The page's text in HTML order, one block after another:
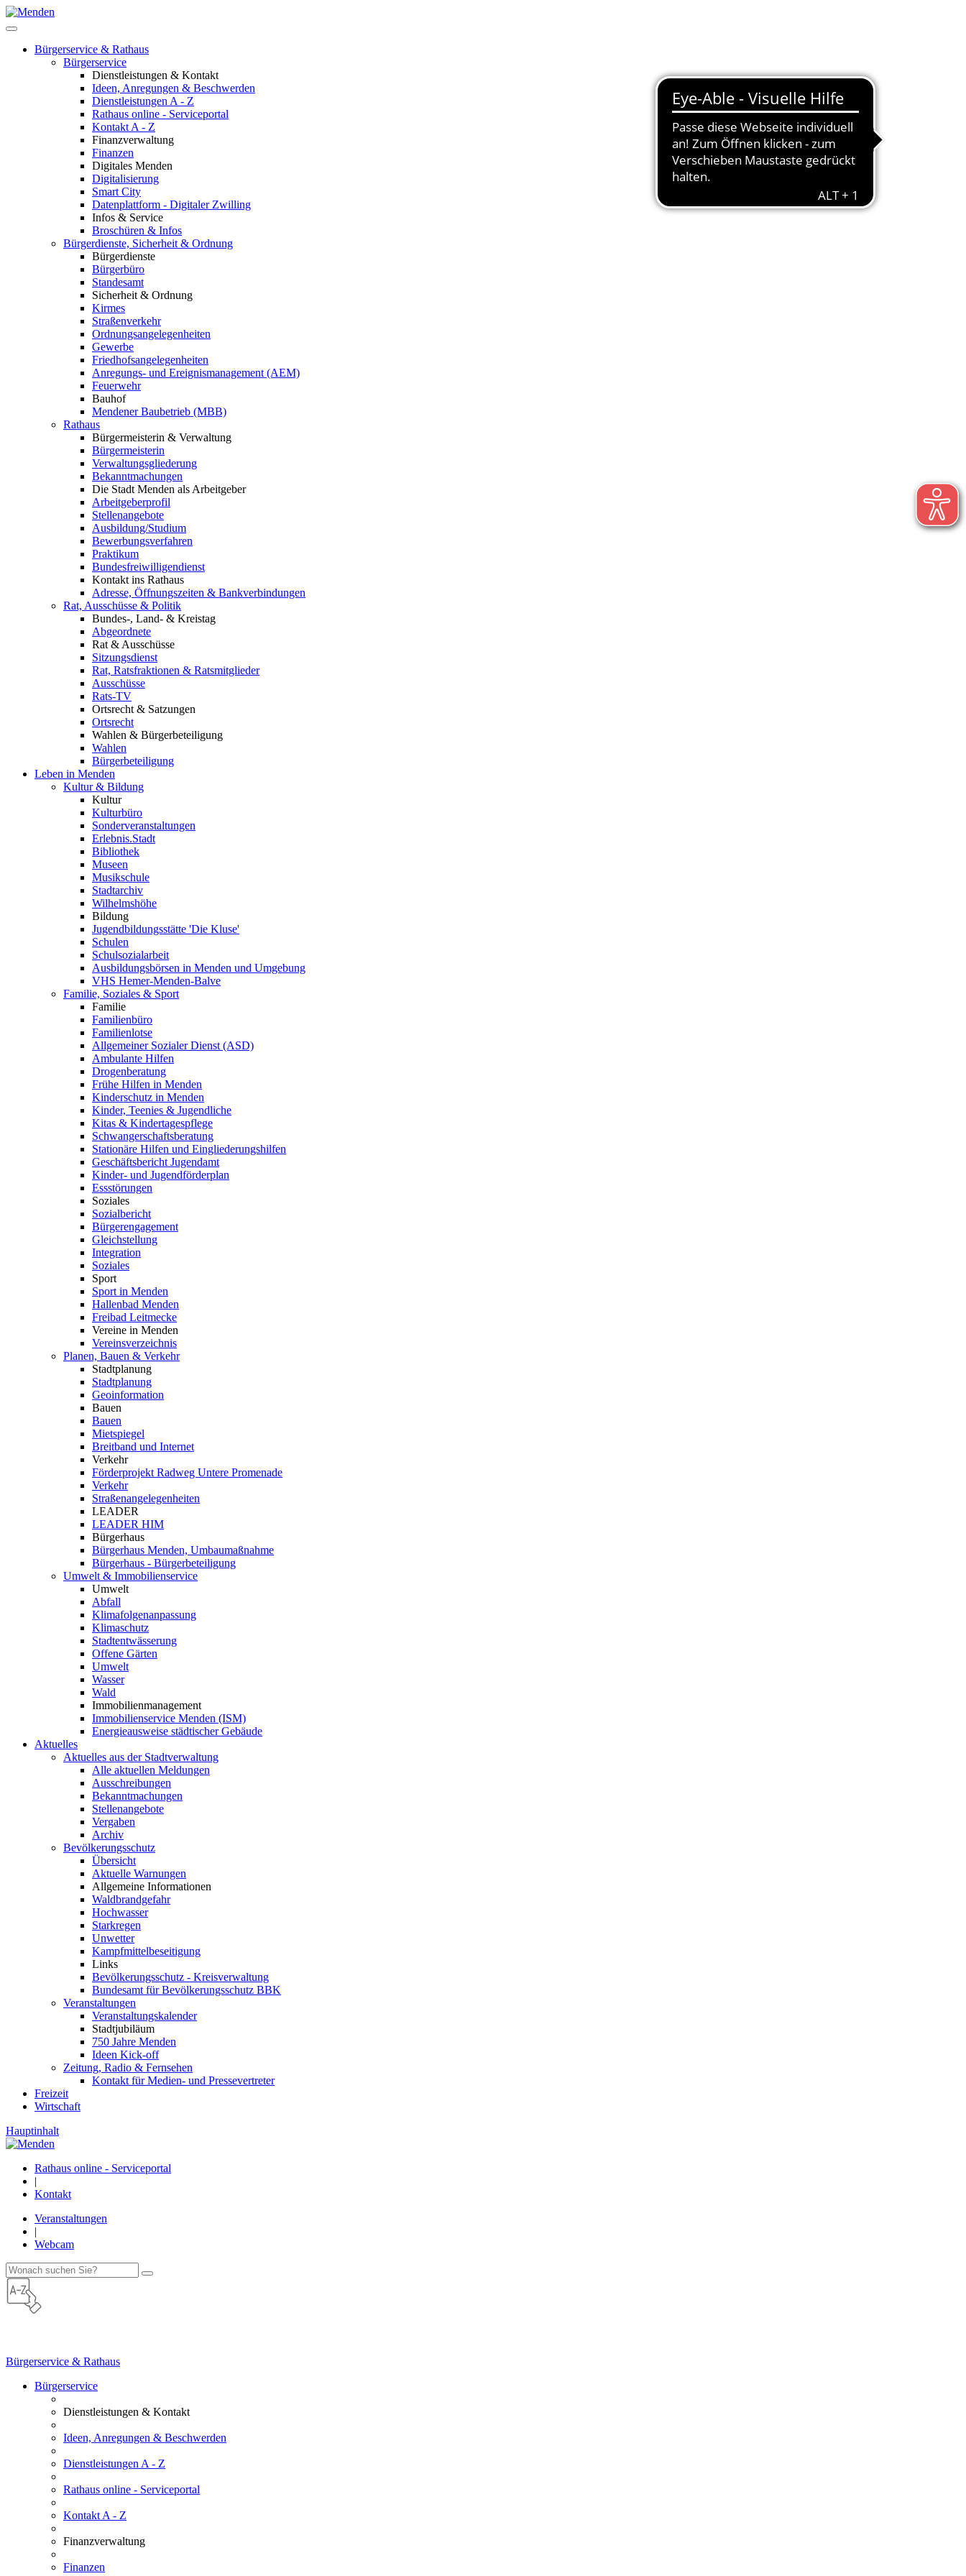
Bürgerservice & Rathaus
Bürgerservice
Dienstleistungen & Kontakt
Ideen, Anregungen & Beschwerden
Dienstleistungen A - Z
Rathaus online - Serviceportal
Kontakt A - Z
Finanzverwaltung
Finanzen
Digitales Menden
Digitalisierung
Smart City
Datenplattform - Digitaler Zwilling
Infos & Service
Broschüren & Infos
Bürgerdienste, Sicherheit & Ordnung
Bürgerdienste
Bürgerbüro
Standesamt
Sicherheit & Ordnung
Kirmes
Straßenverkehr
Ordnungsangelegenheiten
Gewerbe
Friedhofsangelegenheiten
Anregungs- und Ereignismanagement (AEM)
Feuerwehr
Bauhof
Mendener Baubetrieb (MBB)
Rathaus
Bürgermeisterin & Verwaltung
Bürgermeisterin
Verwaltungsgliederung
Bekanntmachungen
Die Stadt Menden als Arbeitgeber
Arbeitgeberprofil
Stellenangebote
Ausbildung/Studium
Bewerbungsverfahren
Praktikum
Bundesfreiwilligendienst
Kontakt ins Rathaus
Adresse, Öffnungszeiten & Bankverbindungen
Rat, Ausschüsse & Politik
Bundes-, Land- & Kreistag
Abgeordnete
Rat & Ausschüsse
Sitzungsdienst
Rat, Ratsfraktionen & Ratsmitglieder
Ausschüsse
Rats-TV
Ortsrecht & Satzungen
Ortsrecht
Wahlen & Bürgerbeteiligung
Wahlen
Bürgerbeteiligung
Leben in Menden
Kultur & Bildung
Kultur
Kulturbüro
Sonderveranstaltungen
Erlebnis.Stadt
Bibliothek
Museen
Musikschule
Stadtarchiv
Wilhelmshöhe
Bildung
Jugendbildungsstätte 'Die Kluse'
Schulen
Schulsozialarbeit
Ausbildungsbörsen in Menden und Umgebung
VHS Hemer-Menden-Balve
Familie, Soziales & Sport
Familie
Familienbüro
Familienlotse
Allgemeiner Sozialer Dienst (ASD)
Ambulante Hilfen
Drogenberatung
Frühe Hilfen in Menden
Kinderschutz in Menden
Kinder, Teenies & Jugendliche
Kitas & Kindertagespflege
Schwangerschaftsberatung
Stationäre Hilfen und Eingliederungshilfen
Geschäftsbericht Jugendamt
Kinder- und Jugendförderplan
Essstörungen
Soziales
Sozialbericht
Bürgerengagement
Gleichstellung
Integration
Soziales
Sport
Sport in Menden
Hallenbad Menden
Freibad Leitmecke
Vereine in Menden
Vereinsverzeichnis
Planen, Bauen & Verkehr
Stadtplanung
Stadtplanung
Geoinformation
Bauen
Bauen
Mietspiegel
Breitband und Internet
Verkehr
Förderprojekt Radweg Untere Promenade
Verkehr
Straßenangelegenheiten
LEADER
LEADER HIM
Bürgerhaus
Bürgerhaus Menden, Umbaumaßnahme
Bürgerhaus - Bürgerbeteiligung
Umwelt & Immobilienservice
Umwelt
Abfall
Klimafolgenanpassung
Klimaschutz
Stadtentwässerung
Offene Gärten
Umwelt
Wasser
Wald
Immobilienmanagement
Immobilienservice Menden (ISM)
Energieausweise städtischer Gebäude
Aktuelles
Aktuelles aus der Stadtverwaltung
Alle aktuellen Meldungen
Ausschreibungen
Bekanntmachungen
Stellenangebote
Vergaben
Archiv
Bevölkerungsschutz
Übersicht
Aktuelle Warnungen
Allgemeine Informationen
Waldbrandgefahr
Hochwasser
Starkregen
Unwetter
Kampfmittelbeseitigung
Links
Bevölkerungsschutz - Kreisverwaltung
Bundesamt für Bevölkerungsschutz BBK
Veranstaltungen
Veranstaltungskalender
Stadtjubiläum
750 Jahre Menden
Ideen Kick-off
Zeitung, Radio & Fernsehen
Kontakt für Medien- und Pressevertreter
Freizeit
Wirtschaft
Hauptinhalt
Rathaus online - Serviceportal
|
Kontakt
Veranstaltungen
|
Webcam
Bürgerservice & Rathaus
Bürgerservice
Dienstleistungen & Kontakt
Ideen, Anregungen & Beschwerden
Dienstleistungen A - Z
Rathaus online - Serviceportal
Kontakt A - Z
Finanzverwaltung
Finanzen